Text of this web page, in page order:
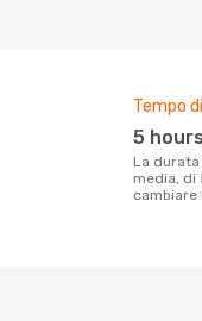
Tempo
5 hours
La durata del volo Bologna Paros è, in
media, di
cambiare